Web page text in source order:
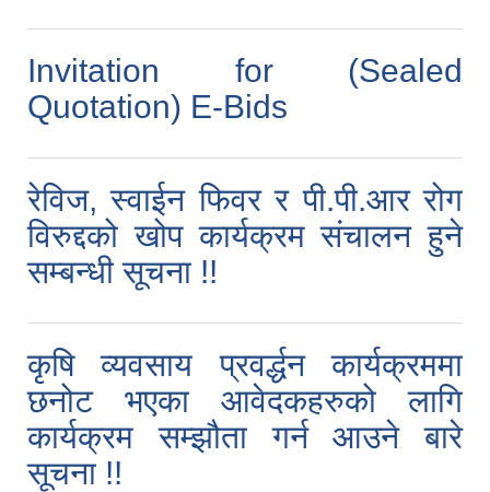
Invitation for (Sealed
Quotation) E-Bids
रेविज, स्वाईन फिवर र पी.पी.आर रोग
विरुद्दको खोप कार्यक्रम संचालन हुने
सम्बन्धी सूचना !!
कृषि व्यवसाय प्रवर्द्धन कार्यक्रममा
छनोट भएका आवेदकहरुको लागि
कार्यक्रम सम्झौता गर्न आउने बारे
सूचना !!